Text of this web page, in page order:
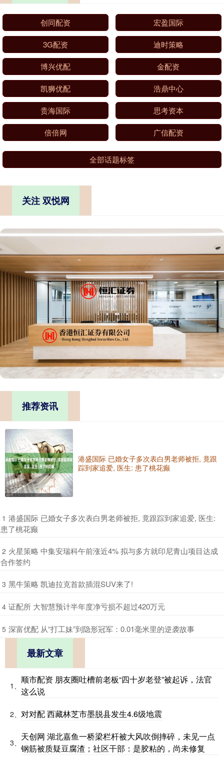
创同配资 宏盈国际
3G配资 迪时策略
博兴优配 金配资
凯狮优配 浩鼎中心
贵海国际 思考资本
倍倍网 广信配资
全部话题标签
关注 双悦网
推荐资讯
港盛国际 已婚女子多次表白男老师被拒, 竟跟
踪到家追爱, 医生: 患了桃花癫
1 ​港盛国际 已婚女子多次表白男老师被拒, 竟跟踪到家追爱, 医生:
患了桃花癫
2 ​火星策略 中集安瑞科午前涨近4% 拟与多方就印尼青山项目达成
合作签约
3 ​黑牛策略 凯迪拉克首款插混SUV来了!
4 ​证配所 大智慧预计半年度净亏损不超过420万元
5 ​深富优配 从“打工妹”到隐形冠军：0.01毫米里的逆袭故事
最新文章
1、
顺市配资 朋友圈吐槽前老板“四十岁老登”被起诉，法官
这么说
2、 对对配 西藏林芝市墨脱县发生4.6级地震
3、
天创网 湖北嘉鱼一桥梁栏杆被大风吹倒摔碎，未见一点
钢筋被质疑豆腐渣；社区干部：是胶粘的，尚未修复